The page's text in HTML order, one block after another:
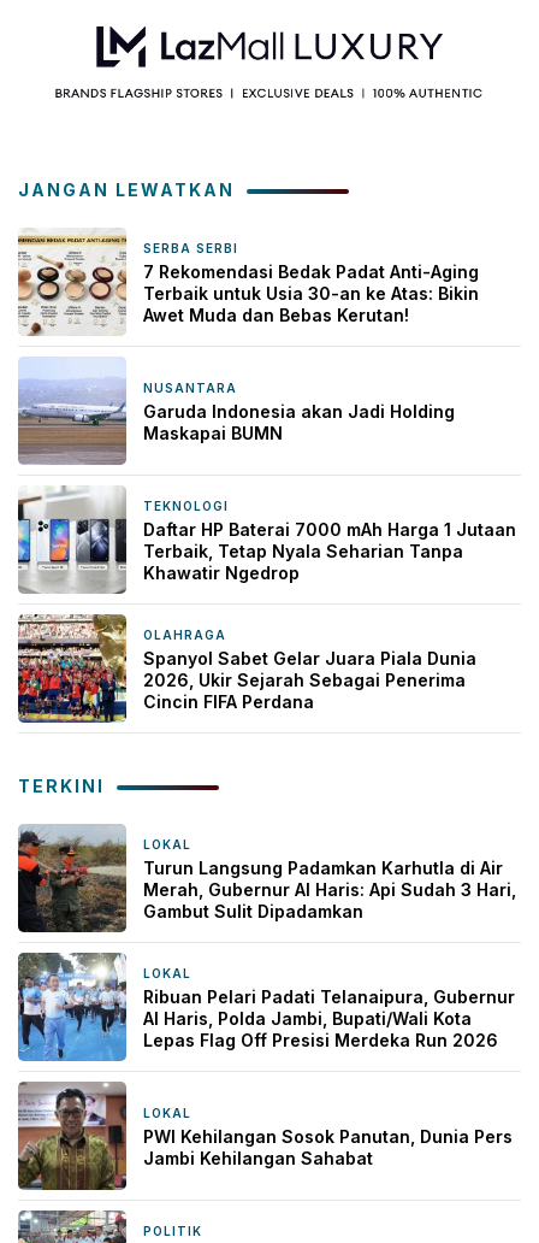
JANGAN LEWATKAN
SERBA SERBI
7 Rekomendasi Bedak Padat Anti-Aging
Terbaik untuk Usia 30-an ke Atas: Bikin
Awet Muda dan Bebas Kerutan!
NUSANTARA
Garuda Indonesia akan Jadi Holding
Maskapai BUMN
TEKNOLOGI
Daftar HP Baterai 7000 mAh Harga 1 Jutaan
Terbaik, Tetap Nyala Seharian Tanpa
Khawatir Ngedrop
OLAHRAGA
Spanyol Sabet Gelar Juara Piala Dunia
2026, Ukir Sejarah Sebagai Penerima
Cincin FIFA Perdana
TERKINI
LOKAL
Turun Langsung Padamkan Karhutla di Air
Merah, Gubernur Al Haris: Api Sudah 3 Hari,
Gambut Sulit Dipadamkan
LOKAL
Ribuan Pelari Padati Telanaipura, Gubernur
Al Haris, Polda Jambi, Bupati/Wali Kota
Lepas Flag Off Presisi Merdeka Run 2026
LOKAL
PWI Kehilangan Sosok Panutan, Dunia Pers
Jambi Kehilangan Sahabat
POLITIK